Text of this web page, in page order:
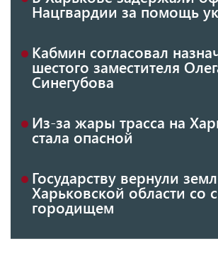
Нацгвардии за помощь
Кабмин согласовал
шестого заместителя
Синегубова
Из-за жары трасса на
стала опасной
Государству вернули
Харьковской области со
городищем